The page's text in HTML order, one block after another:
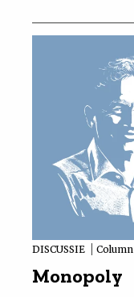
DISCUSSIE Column
Monopoly